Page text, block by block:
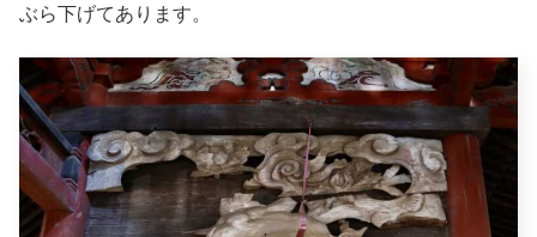
ぶら下げてあります。